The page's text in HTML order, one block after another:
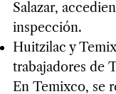
Salazar,
inspección.
Huitzilac y
trabajadores de
En Temixco, se